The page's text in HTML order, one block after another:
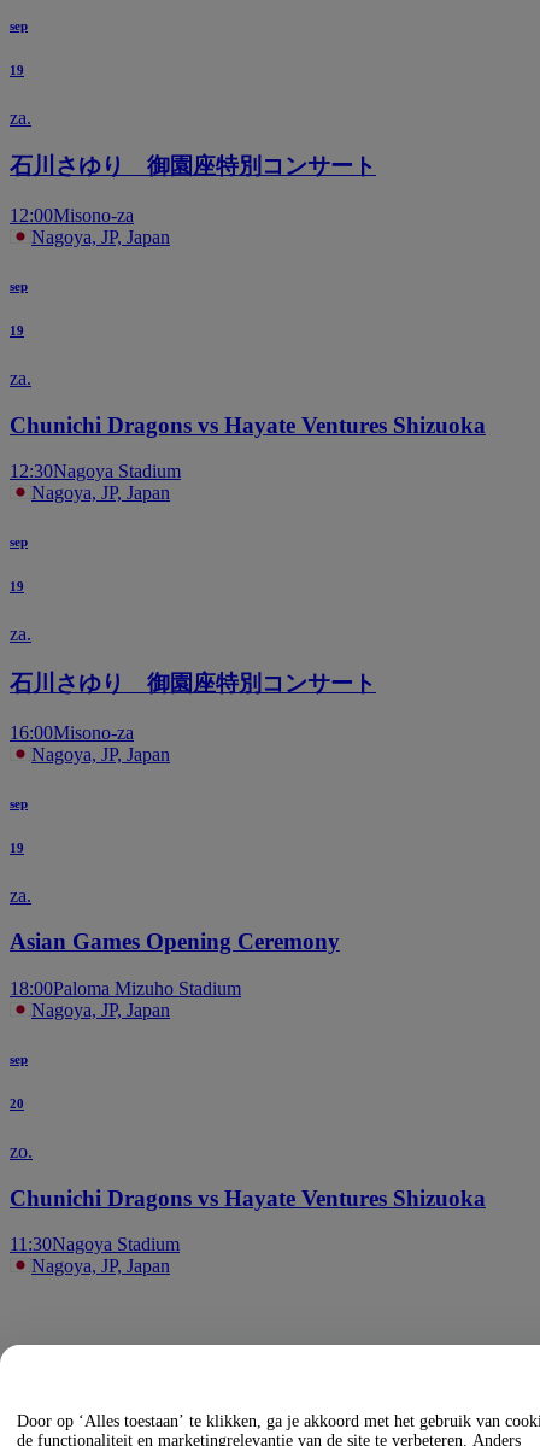
sep
19
za.
石川さゆり 御園座特別コンサート
12:00Misono-za
Nagoya, JP, Japan
sep
19
za.
Chunichi Dragons vs Hayate Ventures Shizuoka
12:30Nagoya Stadium
Nagoya, JP, Japan
sep
19
za.
石川さゆり 御園座特別コンサート
16:00Misono-za
Nagoya, JP, Japan
sep
19
za.
Asian Games Opening Ceremony
18:00Paloma Mizuho Stadium
Nagoya, JP, Japan
sep
20
zo.
Chunichi Dragons vs Hayate Ventures Shizuoka
11:30Nagoya Stadium
Nagoya, JP, Japan
Door op ‘Alles toestaan’ te klikken, ga je akkoord met het gebruik van
de functionaliteit en marketingrelevantie van de site te verbeteren. Anders